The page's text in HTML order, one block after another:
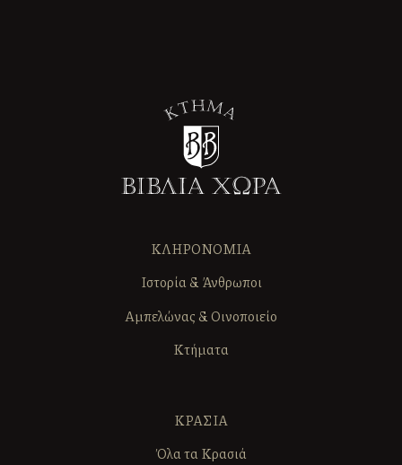
ΚΛΗΡΟΝΟΜΙΑ
Ιστορία & Άνθρωποι
Αμπελώνας & Οινοποιείο
Κτήματα
ΚΡΑΣΙΑ
Όλα τα Κρασιά